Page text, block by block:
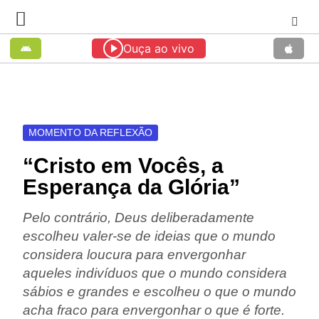
Ouça ao vivo
MOMENTO DA REFLEXÃO
“Cristo em Vocês, a
Esperança da Glória”
Pelo contrário, Deus deliberadamente
escolheu valer-se de ideias que o mundo
considera loucura para envergonhar
aqueles indivíduos que o mundo considera
sábios e grandes e escolheu o que o mundo
acha fraco para envergonhar o que é forte.